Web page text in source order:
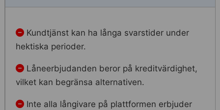
Kundtjänst kan ha långa svarstider under
hektiska perioder.
Låneerbjudanden beror på kreditvärdighet,
vilket kan begränsa alternativen.
Inte alla långivare på plattformen erbjuder